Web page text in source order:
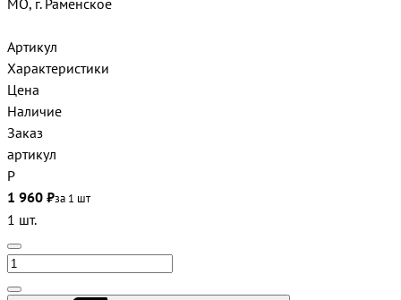
МО, г. Раменское
Артикул
Характеристики
Цена
Наличие
Заказ
артикул
Р
1 960 ₽за 1 шт
1 шт.